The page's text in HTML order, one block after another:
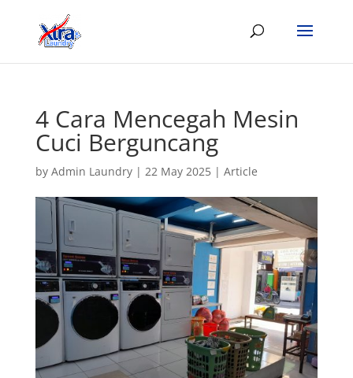
4 Cara Mencegah Mesin
Cuci Berguncang
by Admin Laundry| 22 May 2025| Article